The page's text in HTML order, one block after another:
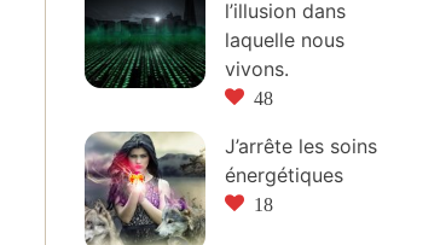
l’illusion dans
laquelle nous
vivons.
48
J’arrête les soins
énergétiques
18